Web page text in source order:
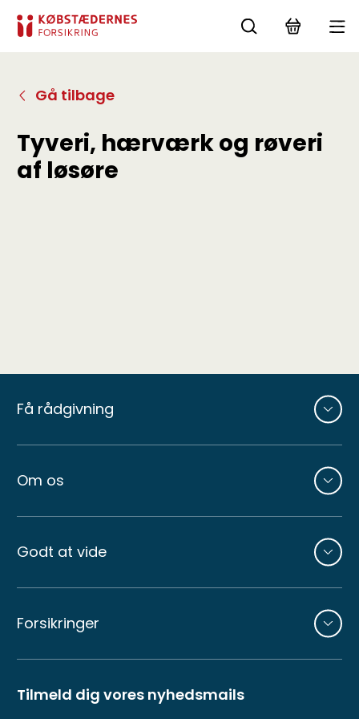
Gå tilbage
Tyveri, hærværk og røveri
af løsøre
sider
Få rådgivning
Om os
Godt at vide
Forsikringer
Tilmeld dig vores nyhedsmails